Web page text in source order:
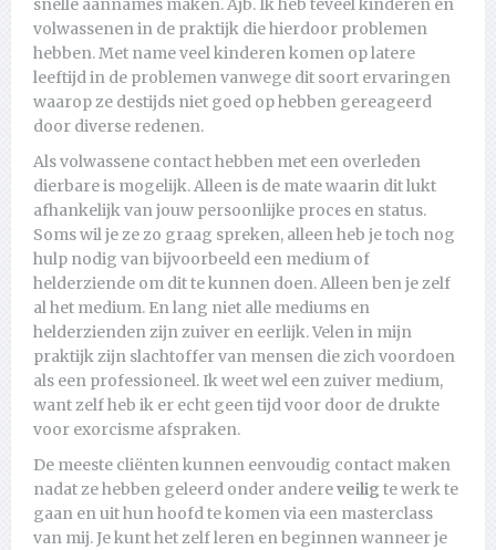
snelle aannames maken. Ajb. Ik heb teveel kinderen en
volwassenen in de praktijk die hierdoor problemen
hebben. Met name veel kinderen komen op latere
leeftijd in de problemen vanwege dit soort ervaringen
waarop ze destijds niet goed op hebben gereageerd
door diverse redenen.
Als volwassene contact hebben met een overleden
dierbare is mogelijk. Alleen is de mate waarin dit lukt
afhankelijk van jouw persoonlijke proces en status.
Soms wil je ze zo graag spreken, alleen heb je toch nog
hulp nodig van bijvoorbeeld een medium of
helderziende om dit te kunnen doen. Alleen ben je zelf
al het medium. En lang niet alle mediums en
helderzienden zijn zuiver en eerlijk. Velen in mijn
praktijk zijn slachtoffer van mensen die zich voordoen
als een professioneel. Ik weet wel een zuiver medium,
want zelf heb ik er echt geen tijd voor door de drukte
voor exorcisme afspraken.
De meeste cliënten kunnen eenvoudig contact maken
nadat ze hebben geleerd onder andereveilig te werk te
gaan en uit hun hoofd te komen via een masterclass
van mij. Je kunt het zelf leren en beginnen wanneer je